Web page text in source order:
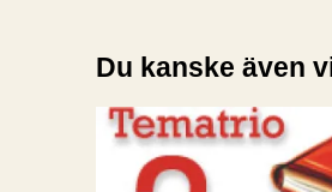
Du kanske även